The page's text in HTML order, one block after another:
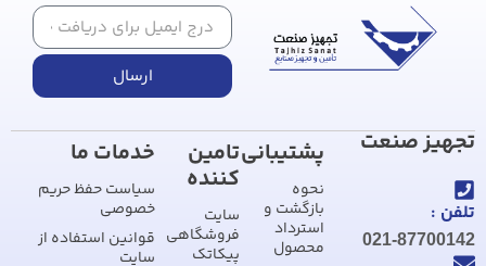
ارسال
تجهیز صنعت
تلفن :
021-87700142
پشتیبانی
نحوه
بازگشت و
استرداد
محصول
تامین
کننده
سایت
فروشگاهی
پیکاتک
خدمات ما
سیاست حفظ حریم
خصوصی
قوانین استفاده از
سایت